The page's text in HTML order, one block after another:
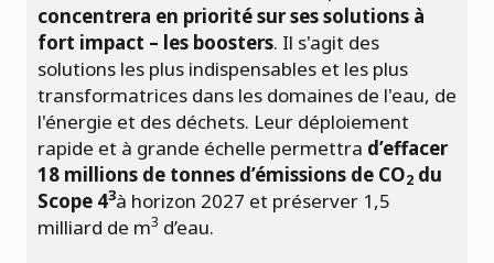
concentrera en priorité sur ses solutions à
fort impact – les boosters. Il s'agit des
solutions les plus indispensables et les plus
transformatrices dans les domaines de l'eau, de
l'énergie et des déchets. Leur déploiement
rapide et à grande échelle permettra d’effacer
18 millions de tonnes d’émissions de CO2 du
Scope 43à horizon 2027 et préserver 1,5
milliard de m3 d’eau.